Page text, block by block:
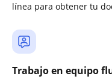
línea para obtener tu
Trabajo en equipo